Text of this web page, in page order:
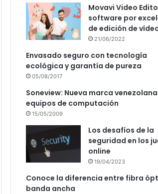
Movavi Video
software por
de edición de
21/06/2022
Envasado seguro con tecnología
ecológica y garantía de pureza
05/08/2017
Soneview: Nueva marca
equipos de computación
15/05/2009
Los desafíos de la
seguridad en los
online
19/04/2023
Conoce la diferencia entre fibra
banda ancha